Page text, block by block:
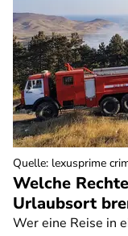
Welche
Urlaubsort
Wer eine Reise in
Quelle: lexusprime